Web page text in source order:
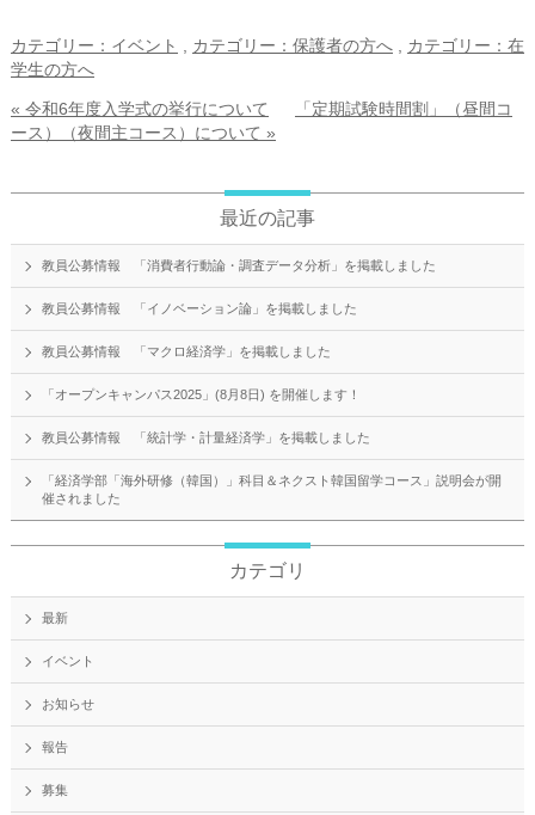
カテゴリー：イベント カテゴリー：保護者の方へ
カテゴリー：在
学生の方へ
« 令和6年度入学式の挙行について
「定期試験時間割」（昼間コ
ース）（夜間主コース）について »
最近の記事
教員公募情報 「消費者行動論・調査データ分析」を掲載しました
教員公募情報 「イノベーション論」を掲載しました
教員公募情報 「マクロ経済学」を掲載しました
「オープンキャンパス2025」(8月8日) を開催します！
教員公募情報 「統計学・計量経済学」を掲載しました
「経済学部「海外研修（韓国）」科目＆ネクスト韓国留学コース」説明会が開
催されました
カテゴリ
最新
イベント
お知らせ
報告
募集